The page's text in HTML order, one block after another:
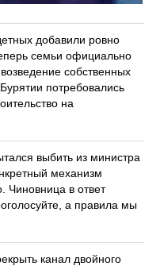
добавили ровно
семьи официально
собственных
потребовались
на
выбить из министра
механизм
Чиновница в ответ
а правила мы
канал двойного